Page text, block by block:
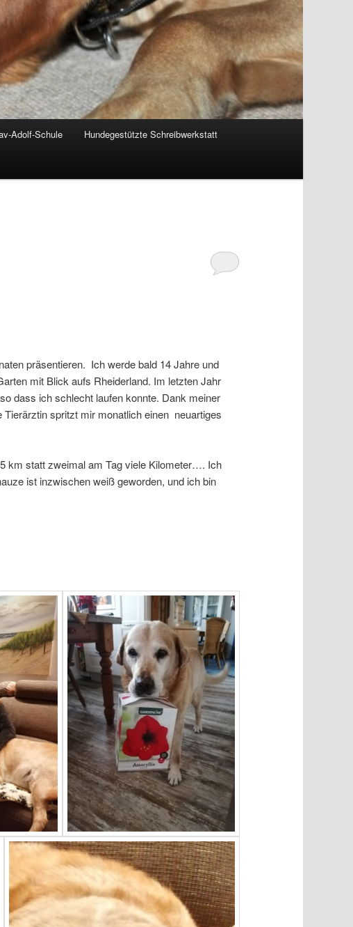
Adolf-Schule Hundegestützte Schreibwerkstatt
präsentieren. Ich werde bald 14 Jahre und
mit Blick aufs Rheiderland. Im letzten Jahr
dass ich schlecht laufen konnte. Dank meiner
spritzt mir monatlich einen neuartiges
km statt zweimal am Tag viele Kilometer…. Ich
ist inzwischen weiß geworden, und ich bin